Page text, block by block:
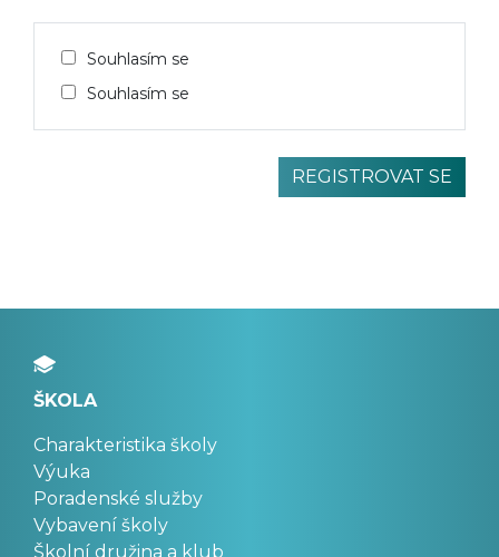
Souhlasím se
Souhlasím se
ŠKOLA
Charakteristika školy
Výuka
Poradenské služby
Vybavení školy
Školní družina a klub